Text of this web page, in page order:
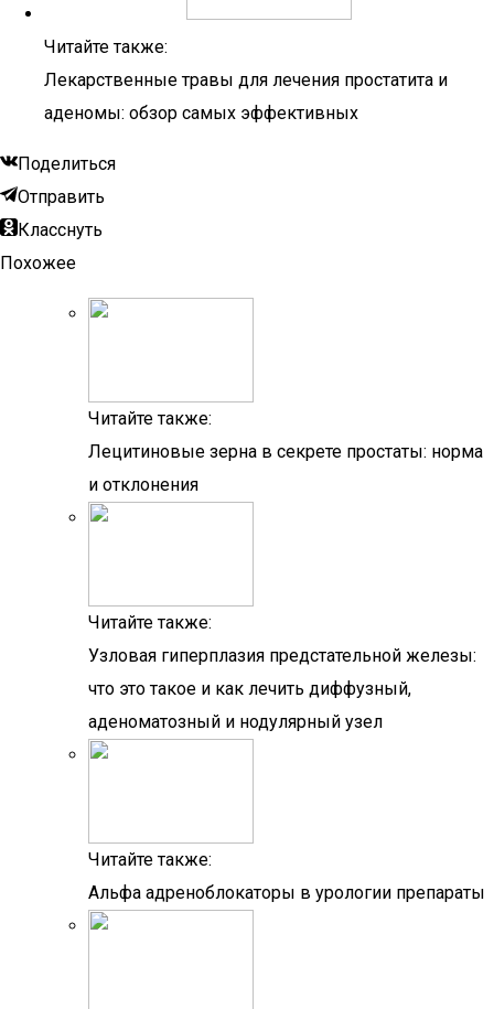
Читайте также:
Лекарственные травы для лечения простатита и
аденомы: обзор самых эффективных
Поделиться
Отправить
Класснуть
Похожее
Читайте также:
Лецитиновые зерна в секрете простаты: норма
и отклонения
Читайте также:
Узловая гиперплазия предстательной железы:
что это такое и как лечить диффузный,
аденоматозный и нодулярный узел
Читайте также:
Альфа адреноблокаторы в урологии препараты